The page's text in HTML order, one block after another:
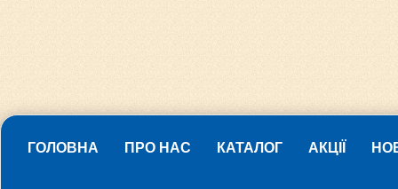
ГОЛОВНА ПРО НАС КАТАЛОГ АКЦІЇ